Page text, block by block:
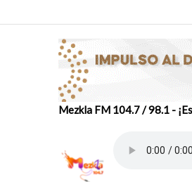
Mezkla FM 104.7 / 98.1 -